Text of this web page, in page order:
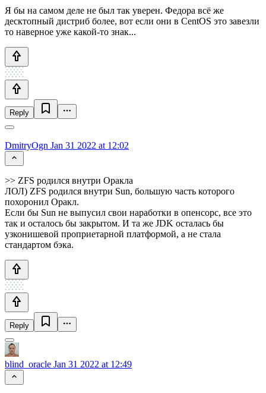
Я бы на самом деле не был так уверен. Федора всё же
десктопный дистриб более, вот если они в CentOS это завезли
то наверное уже какой-то знак...
Reply
DmitryOgn Jan 31 2022 at 12:02
>> ZFS родился внутри Оракла
ЛОЛ) ZFS родился внутри Sun, большую часть которого
похоронил Оракл.
Если бы Sun не выпусил свои наработки в опенсорс, все это
так и осталось бы закрытом. И та же JDK осталась бы
узконишевой проприетарной платформой, а не стала
стандартом бэка.
Reply
blind_oracle Jan 31 2022 at 12:49